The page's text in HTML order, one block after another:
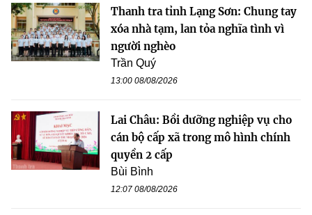
Thanh tra tỉnh Lạng Sơn: Chung tay
xóa nhà tạm, lan tỏa nghĩa tình vì
người nghèo
Trần Quý
13:00 08/08/2026
Lai Châu: Bồi dưỡng nghiệp vụ cho
cán bộ cấp xã trong mô hình chính
quyền 2 cấp
Bùi Bình
12:07 08/08/2026